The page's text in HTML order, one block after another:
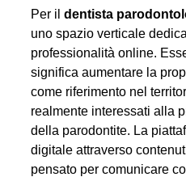
Per ildentista
uno spazio verticale
professionalità online.
significa aumentare la
come riferimento nel
realmente interessati alla
della parodontite. La
digitale attraverso
pensato per comunicare